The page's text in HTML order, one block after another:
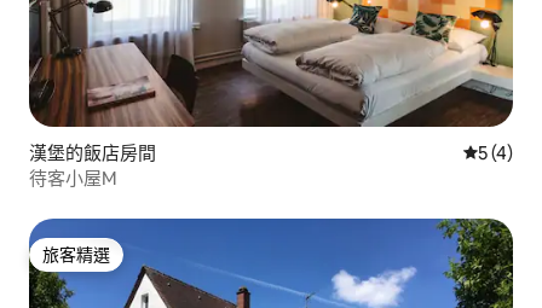
漢堡的飯店房間 從 4 則評
5 (4)
待客小屋M
旅客精選
旅客精選